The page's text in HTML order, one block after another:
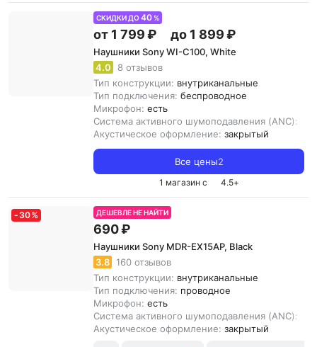
СКИДКИ ДО40 %
от 1 799 ₽ до 1 899 ₽
Наушники Sony WI-C100, White
4.0
8 отзывов
Тип конструкции: внутриканальные
Тип подключения: беспроводное
Микрофон: есть
Система активного шумоподавления (ANC):
Акустическое оформление: закрытый
Все цены2
1 магазин с 4.5+
- 30% ДЕШЕВЛЕ НЕ НАЙТИ
690 ₽
Наушники Sony MDR-EX15AP, Black
3.8 160 отзывов
Тип конструкции: внутриканальные
Тип подключения: проводное
Микрофон: есть
Система активного шумоподавления (ANC):
Акустическое оформление: закрытый